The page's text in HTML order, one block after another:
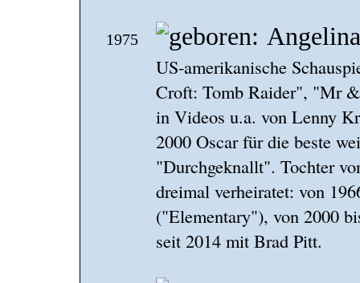
1975
US-amerikanische
Croft: Tomb Raider", "Mr
in Videos u.a. von Lenny
2000 Oscar für die beste
"Durchgeknallt". Tochter
dreimal verheiratet: von
("Elementary"), von 2000
seit 2014 mit Brad Pitt.